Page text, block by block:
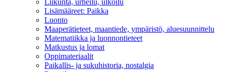
Liikunta, urheilu, ulkoilu
Lisämääreet: Paikka
Luonto
Maaperätieteet, maantiede, ympäristö, aluesuunnittelu
Matematiikka ja luonnontieteet
Matkustus ja lomat
Oppimateriaalit
Paikallis- ja sukuhistoria, nostalgia